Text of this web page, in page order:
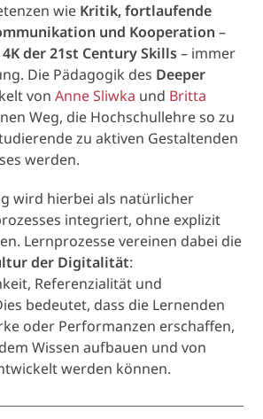
wie Kritik, fortlaufende
und Kooperation –
4K der 21st Century Skills– immer
Die Pädagogik des Deeper
vonAnne Sliwka und Britta
Weg, die Hochschullehre so zu
zu aktiven Gestaltenden
werden.
wird hierbei als natürlicher
integriert, ohne explizit
Lernprozesse vereinen dabei die
der Digitalität:
Referenzialität und
bedeutet, dass die Lernenden
oder Performanzen erschaffen,
Wissen aufbauen und von
werden können.